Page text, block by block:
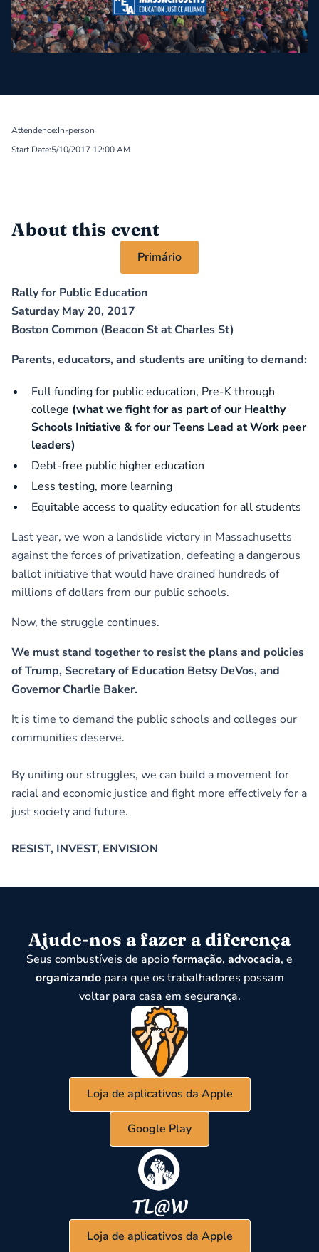
Attendence:In-person
Start Date:5/10/2017 12:00 AM
About this event
Primário
Rally for Public Education
Saturday May 20, 2017
Boston Common (Beacon St at Charles St)
Parents, educators, and students are uniting to demand:
Full funding for public education, Pre-K through
college (what we fight for as part of our Healthy
Schools Initiative & for our Teens Lead at Work peer
leaders)
Debt-free public higher education
Less testing, more learning
Equitable access to quality education for all students
Last year, we won a landslide victory in Massachusetts
against the forces of privatization, defeating a dangerous
ballot initiative that would have drained hundreds of
millions of dollars from our public schools.
Now, the struggle continues.
We must stand together to resist the plans and policies
of Trump, Secretary of Education Betsy DeVos, and
Governor Charlie Baker.
It is time to demand the public schools and colleges our
communities deserve.
By uniting our struggles, we can build a movement for
racial and economic justice and fight more effectively for a
just society and future.
RESIST, INVEST, ENVISION
Ajude-nos a fazer a diferença
Seus combustíveis de apoioformação, advocacia, e
organizandopara que os trabalhadores possam
voltar para casa em segurança.
Loja de aplicativos da Apple
Google Play
Loja de aplicativos da Apple